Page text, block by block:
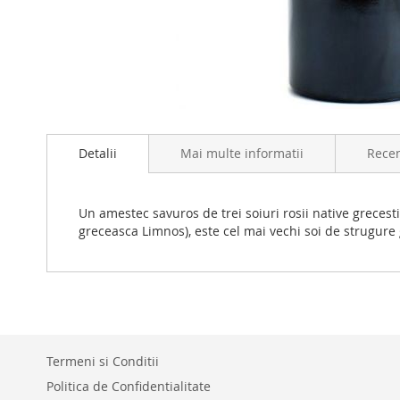
to
images
gallery
Detalii
Un amestec savuros de trei soiuri rosii native
greceasca Limnos), este cel mai vechi soi de strugure
Mai multe informatii
Termeni si Conditii
Politica de Confidentialitate